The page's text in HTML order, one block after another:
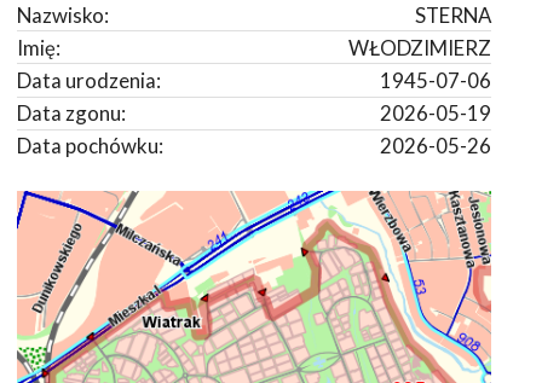
STERNA
Nazwisko:
WŁODZIMIERZ
Imię:
1945-07-06
Data urodzenia:
2026-05-19
Data zgonu:
2026-05-26
Data pochówku: